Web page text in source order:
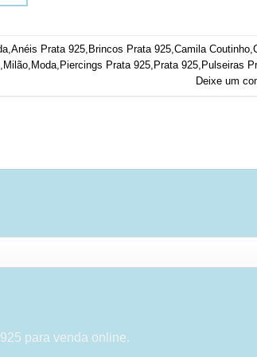
Anéis Prata 925 Brincos Prata 925 Camila Coutinho
Milão Moda Piercings Prata 925 Prata 925 Pulseiras
Deixe um
para venda online.